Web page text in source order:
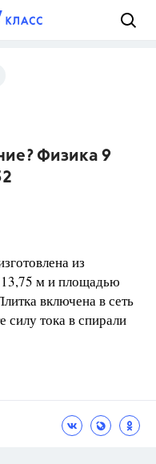
Физика 9
из
м и площадью
включена в сеть
тока в спирали